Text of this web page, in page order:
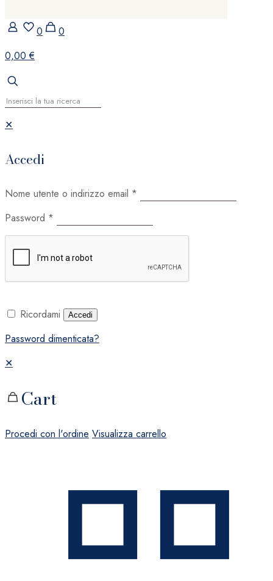
0
0
0,00 €
✕
Accedi
Nome utente o indirizzo email *
Password *
Ricordami Accedi
Password dimenticata?
✕
Cart
Procedi con l'ordine Visualizza carrello